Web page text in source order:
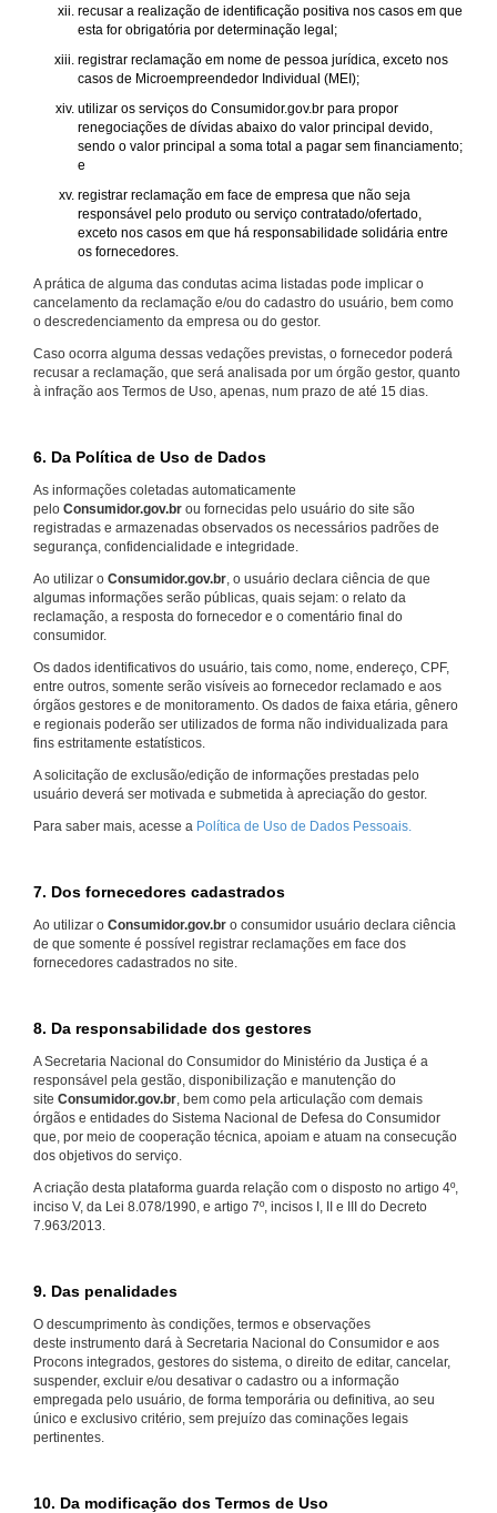
recusar a realização de identificação positiva nos casos em que
esta for obrigatória por determinação legal;
registrar reclamação em nome de pessoa jurídica, exceto nos
casos de Microempreendedor Individual (MEI);
utilizar os serviços do Consumidor.gov.br para propor
renegociações de dívidas abaixo do valor principal devido,
sendo o valor principal a soma total a pagar sem financiamento;
e
registrar reclamação em face de empresa que não seja
responsável pelo produto ou serviço contratado/ofertado,
exceto nos casos em que há responsabilidade solidária entre
os fornecedores.
A prática de alguma das condutas acima listadas pode implicar o
cancelamento da reclamação e/ou do cadastro do usuário, bem como
o descredenciamento da empresa ou do gestor.
Caso ocorra alguma dessas vedações previstas, o fornecedor poderá
recusar a reclamação, que será analisada por um órgão gestor, quanto
à infração aos Termos de Uso, apenas, num prazo de até 15 dias.
6. Da Política de Uso de Dados
As informações coletadas automaticamente
pelo Consumidor.gov.br ou fornecidas pelo usuário do site são
registradas e armazenadas observados os necessários padrões de
segurança, confidencialidade e integridade.
Ao utilizar o Consumidor.gov.br , o usuário declara ciência de que
algumas informações serão públicas, quais sejam: o relato da
reclamação, a resposta do fornecedor e o comentário final do
consumidor.
Os dados identificativos do usuário, tais como, nome, endereço, CPF,
entre outros, somente serão visíveis ao fornecedor reclamado e aos
órgãos gestores e de monitoramento. Os dados de faixa etária, gênero
e regionais poderão ser utilizados de forma não individualizada para
fins estritamente estatísticos.
A solicitação de exclusão/edição de informações prestadas pelo
usuário deverá ser motivada e submetida à apreciação do gestor.
Para saber mais, acesse a Política de Uso de Dados Pessoais.
7. Dos fornecedores cadastrados
Ao utilizar o Consumidor.gov.br o consumidor usuário declara ciência
de que somente é possível registrar reclamações em face dos
fornecedores cadastrados no site.
8. Da responsabilidade dos gestores
A Secretaria Nacional do Consumidor do Ministério da Justiça é a
responsável pela gestão, disponibilização e manutenção do
site Consumidor.gov.br, bem como pela articulação com demais
órgãos e entidades do Sistema Nacional de Defesa do Consumidor
que, por meio de cooperação técnica, apoiam e atuam na consecução
dos objetivos do serviço.
A criação desta plataforma guarda relação com o disposto no artigo 4º,
inciso V, da Lei 8.078/1990, e artigo 7º, incisos I, II e III do Decreto
7.963/2013.
9. Das penalidades
O descumprimento às condições, termos e observações
deste instrumento dará à Secretaria Nacional do Consumidor e aos
Procons integrados, gestores do sistema, o direito de editar, cancelar,
suspender, excluir e/ou desativar o cadastro ou a informação
empregada pelo usuário, de forma temporária ou definitiva, ao seu
único e exclusivo critério, sem prejuízo das cominações legais
pertinentes.
10. Da modificação dos Termos de Uso